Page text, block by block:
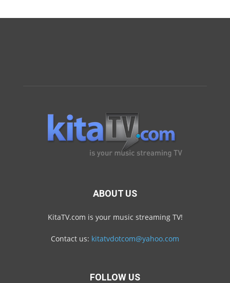
ABOUT US
KitaTV.com is your music streaming TV!
Contact us: kitatvdotcom@yahoo.com
FOLLOW US